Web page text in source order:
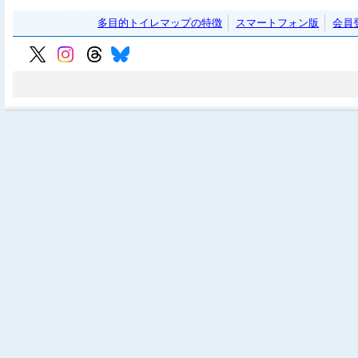
多目的トイレマップの特徴 スマートフォン版 会員